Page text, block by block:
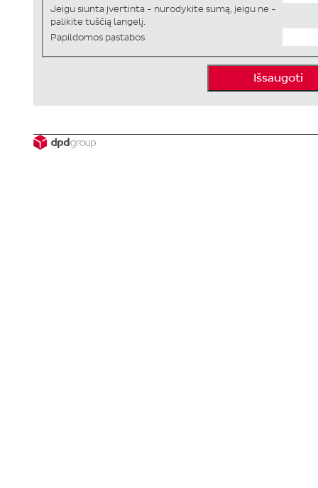
Jeigu siunta įvertinta - nurodykite sumą, jeigu ne -
palikite tuščią langelį.
Papildomos pastabos
Išsaugoti